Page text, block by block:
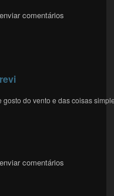
comentários
do vento e das coisas
comentários